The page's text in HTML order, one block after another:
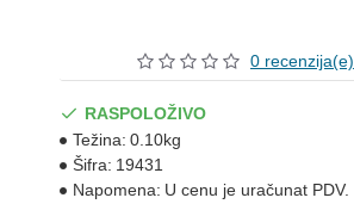
0 recenzija(e)
RASPOLOŽIVO
Težina: 0.10kg
Šifra: 19431
Napomena: U cenu je uračunat PDV.